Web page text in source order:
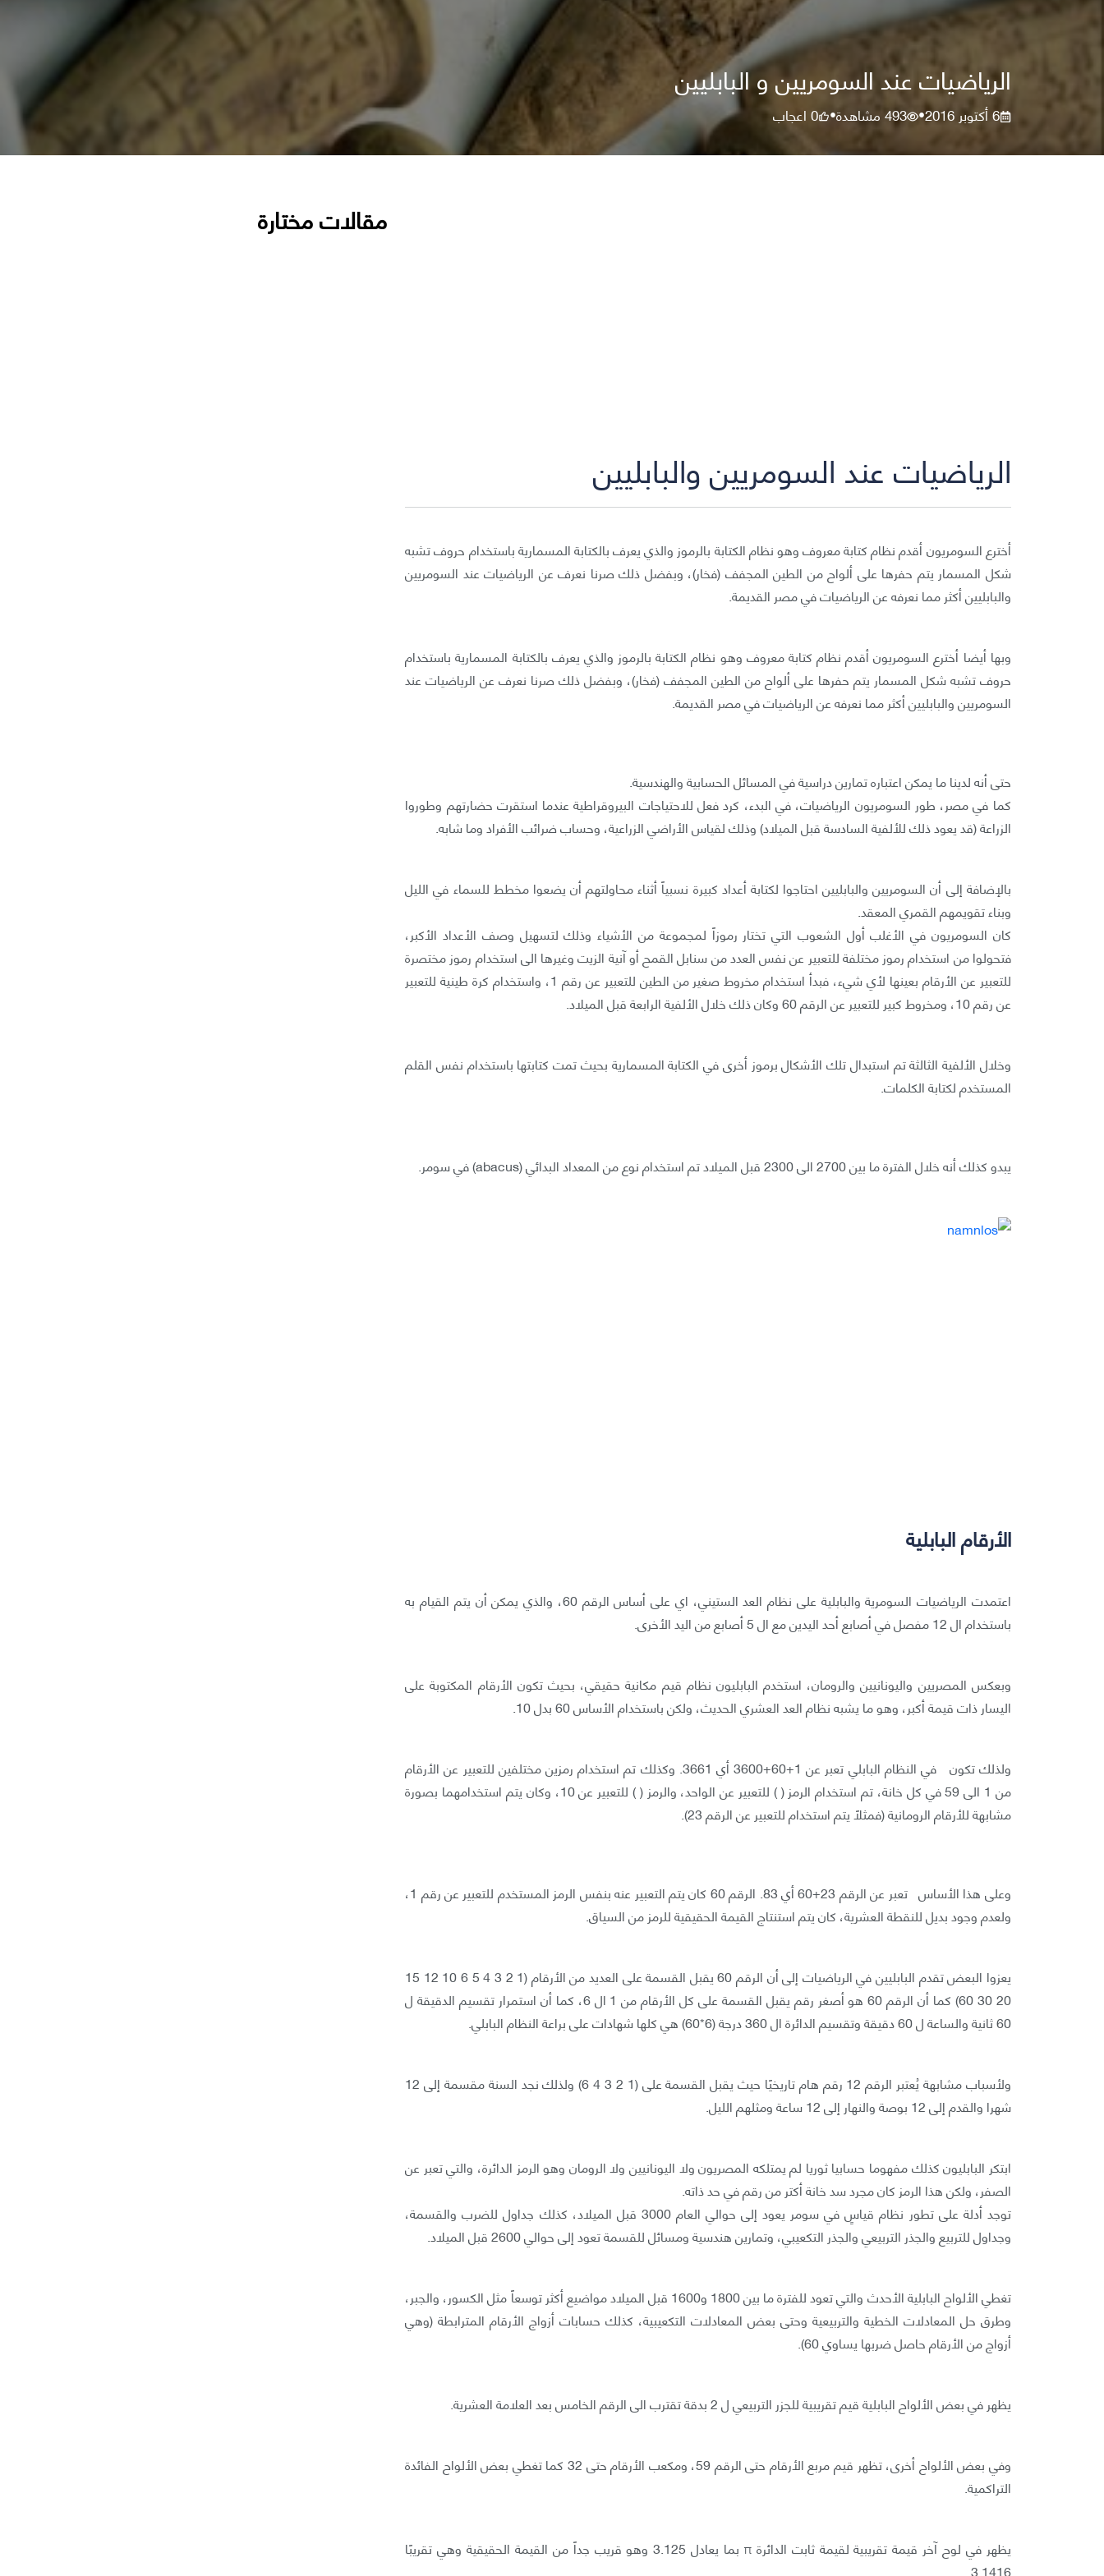
الرياضيات عند السومريين و البابليين
6 أكتوبر 2016 •
493مشاهدة•
0اعجاب
الرياضيات عند السومريين والبابليين
أخترع السومريون أقدم نظام كتابة معروف وهو نظام الكتابة بالرموز والذي يعرف بالكتابة المسمارية باستخدام حروف تشبه
شكل المسمار يتم حفرها على ألواح من الطين المجفف (فخار)، وبفضل ذلك صرنا نعرف عن الرياضيات عند السومريين
والبابليين أكثر مما نعرفه عن الرياضيات في مصر القديمة.
وبها أيضا أخترع السومريون أقدم نظام كتابة معروف وهو نظام الكتابة بالرموز والذي يعرف بالكتابة المسمارية باستخدام
حروف تشبه شكل المسمار يتم حفرها على ألواح من الطين المجفف (فخار)، وبفضل ذلك صرنا نعرف عن الرياضيات عند
السومريين والبابليين أكثر مما نعرفه عن الرياضيات في مصر القديمة.
حتى أنه لدينا ما يمكن اعتباره تمارين دراسية في المسائل الحسابية والهندسية.
كما في مصر، طور السومريون الرياضيات، في البدء، كرد فعل للاحتياجات البيروقراطية عندما استقرت حضارتهم وطوروا
الزراعة (قد يعود ذلك للألفية السادسة قبل الميلاد) وذلك لقياس الأراضي الزراعية، وحساب ضرائب الأفراد وما شابه.
بالإضافة إلى أن السومريين والبابليين احتاجوا لكتابة أعداد كبيرة نسبياً أثناء محاولتهم أن يضعوا مخطط للسماء في الليل
وبناء تقويمهم القمري المعقد.
كان السومريون في الأغلب أول الشعوب التي تختار رموزاً لمجموعة من الأشياء وذلك لتسهيل وصف الأعداد الأكبر،
فتحولوا من استخدام رموز مختلفة للتعبير عن نفس العدد من سنابل القمح أو آنية الزيت وغيرها الى استخدام رموز مختصرة
للتعبير عن الأرقام بعينها لأي شيء، فبدأ استخدام مخروط صغير من الطين للتعبير عن رقم 1، واستخدام كرة طينية للتعبير
عن رقم 10، ومخروط كبير للتعبير عن الرقم 60 وكان ذلك خلال الألفية الرابعة قبل الميلاد.
وخلال الألفية الثالثة تم استبدال تلك الأشكال برموز أخرى في الكتابة المسمارية بحيث تمت كتابتها باستخدام نفس القلم
المستخدم لكتابة الكلمات.
يبدو كذلك أنه خلال الفترة ما بين 2700 الى 2300 قبل الميلاد تم استخدام نوع من المعداد البدائي (abacus) في سومر.
الأرقام البابلية
اعتمدت الرياضيات السومرية والبابلية على نظام العد الستيني، اي على أساس الرقم 60، والذي يمكن أن يتم القيام به
باستخدام ال 12 مفصل في أصابع أحد اليدين مع ال 5 أصابع من اليد الأخرى.
وبعكس المصريين واليونانيين والرومان، استخدم البابليون نظام قيم مكانية حقيقي، بحيث تكون الأرقام المكتوبة على
اليسار ذات قيمة أكبر، وهو ما يشبه نظام العد العشري الحديث، ولكن باستخدام الأساس 60 بدل 10.
ولذلك تكون في النظام البابلي تعبر عن 1+60+3600 أي 3661. وكذلك تم استخدام رمزين مختلفين للتعبير عن الأرقام
من 1 الى 59 في كل خانة، تم استخدام الرمز ( ) للتعبير عن الواحد، والرمز ( ) للتعبير عن 10، وكان يتم استخدامهما بصورة
مشابهة للأرقام الرومانية (فمثلاً يتم استخدام للتعبير عن الرقم 23).
وعلى هذا الأساس تعبر عن الرقم 23+60 أي 83. الرقم 60 كان يتم التعبير عنه بنفس الرمز المستخدم للتعبير عن رقم 1،
ولعدم وجود بديل للنقطة العشرية، كان يتم استنتاج القيمة الحقيقية للرمز من السياق.
يعزوا البعض تقدم البابليين في الرياضيات إلى أن الرقم 60 يقبل القسمة على العديد من الأرقام (1 2 3 4 5 6 10 12 15
20 30 60) كما أن الرقم 60 هو أصغر رقم يقبل القسمة على كل الأرقام من 1 ال 6، كما أن استمرار تقسيم الدقيقة ل
60 ثانية والساعة ل 60 دقيقة وتقسيم الدائرة ال 360 درجة (6*60) هي كلها شهادات على براعة النظام البابلي.
ولأسباب مشابهة يُعتبر الرقم 12 رقم هام تاريخيًا حيث يقبل القسمة على (1 2 3 4 6) ولذلك نجد السنة مقسمة إلى 12
شهرا والقدم إلى 12 بوصة والنهار إلى 12 ساعة ومثلهم الليل.
ابتكر البابليون كذلك مفهوما حسابيا ثوريا لم يمتلكه المصريون ولا اليونانيين ولا الرومان وهو الرمز الدائرة، والتي تعبر عن
الصفر، ولكن هذا الرمز كان مجرد سد خانة أكتر من رقم في حد ذاته.
توجد أدلة على تطور نظام قياسٍ في سومر يعود إلى حوالي العام 3000 قبل الميلاد، كذلك جداول للضرب والقسمة،
وجداول للتربيع والجذر التربيعي والجذر التكعيبي، وتمارين هندسية ومسائل للقسمة تعود إلى حوالي 2600 قبل الميلاد.
تغطي الألواح البابلية الأحدث والتي تعود للفترة ما بين 1800 و1600 قبل الميلاد مواضيع أكثر توسعاً مثل الكسور، والجبر،
وطرق حل المعادلات الخطية والتربيعية وحتى بعض المعادلات التكعيبية، كذلك حسابات أزواج الأرقام المترابطة (وهي
أزواج من الأرقام حاصل ضربها يساوي 60).
يظهر في بعض الألواح البابلية قيم تقريبية للجزر التربيعي ل 2 بدقة تقترب الى الرقم الخامس بعد العلامة العشرية.
وفي بعض الألواح أخرى، تظهر قيم مربع الأرقام حتى الرقم 59، ومكعب الأرقام حتى 32 كما تغطي بعض الألواح الفائدة
التراكمية.
يظهر في لوح آخر قيمة تقريبية لقيمة ثابت الدائرة π بما يعادل 3.125 وهو قريب جداً من القيمة الحقيقية وهي تقريبًا
3.1416
مقالات مختارة